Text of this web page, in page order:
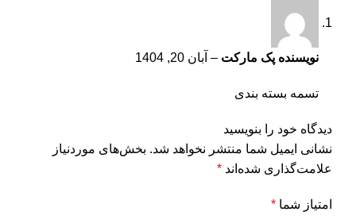
نویسنده پک مارکت – آبان 20, 1404
تسمه بسته بندی
دیدگاه خود را بنویسید
نشانی ایمیل شما منتشر نخواهد شد. بخش‌های موردنیاز
علامت‌گذاری شده‌اند *
امتیاز شما *